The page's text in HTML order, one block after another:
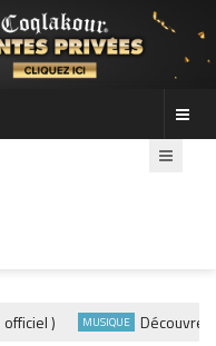
MUSIQUE Découvre les